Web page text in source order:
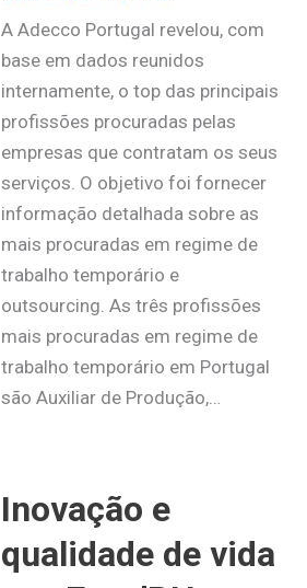
A Adecco Portugal revelou, com
base em dados reunidos
internamente, o top das principais
profissões procuradas pelas
empresas que contratam os seus
serviços. O objetivo foi fornecer
informação detalhada sobre as
mais procuradas em regime de
trabalho temporário e
outsourcing. As três profissões
mais procuradas em regime de
trabalho temporário em Portugal
são Auxiliar de Produção,…
Inovação e
qualidade de vida